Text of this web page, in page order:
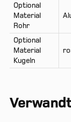
Optional
Material
Rohr
Optional
Material
Kugeln